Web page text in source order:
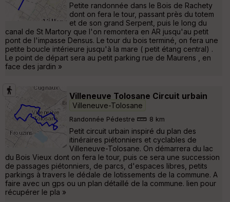
Petite randonnée dans le Bois de Rachety
dont on fera le tour, passant près du totem
et de son grand Serpent, puis le long du
canal de St Martory que l'on remontera en AR jusqu'au petit
pont de l'impasse Densus. Le tour du bois terminé, on fera une
petite boucle intérieure jusqu'à la mare ( petit étang central) .
Le point de départ sera au petit parking rue de Maurens , en
face des jardin »
Villeneuve Tolosane Circuit urbain
Villeneuve-Tolosane
Randonnée Pédestre 8 km
Petit circuit urbain inspiré du plan des
itinéraires piétonniers et cyclables de
Villeneuve-Tolosane. On démarrera du lac
du Bois Vieux dont on fera le tour, puis ce sera une succession
de passages piétonniers, de parcs, d'espaces libres, petits
parkings à travers le dédale de lotissements de la commune. A
faire avec un gps ou un plan détaillé de la commune. lien pour
récupérer le pla »